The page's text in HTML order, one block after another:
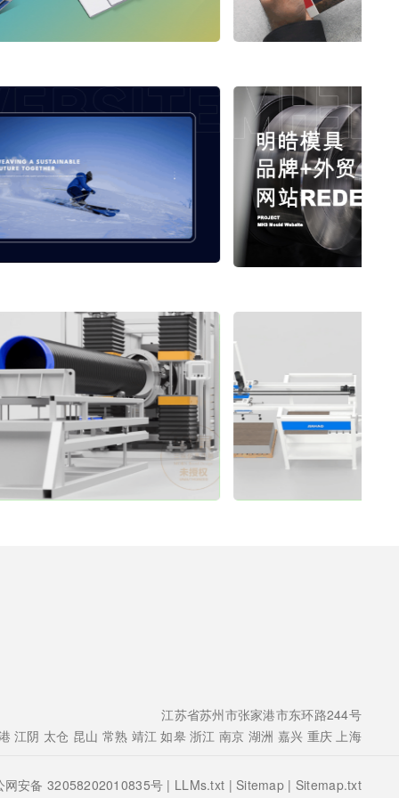
江苏省苏州市张家港市东环路244号
江阴 太仓 昆山 常熟 靖江 如皋 浙江 南京 湖洲 嘉兴 重庆 上海
安备 32058202010835号 | LLMs.txt | Sitemap | Sitemap.txt